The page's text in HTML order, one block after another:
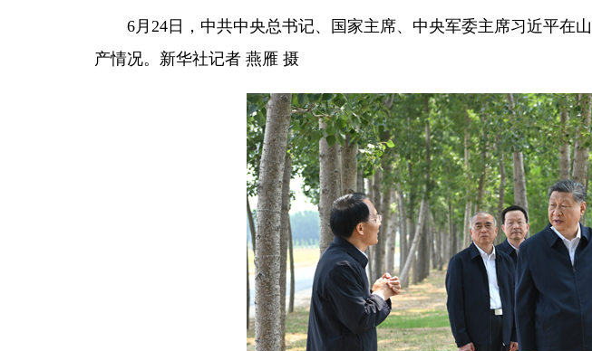
6月24日，中共中央总书记、国家主席、中央军委主席习近平在
产情况。新华社记者 燕雁 摄